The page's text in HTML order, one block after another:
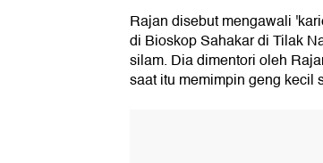
Rajan disebut mengawali
di Bioskop Sahakar di Tilak
silam. Dia dimentori oleh
saat itu memimpin geng kecil